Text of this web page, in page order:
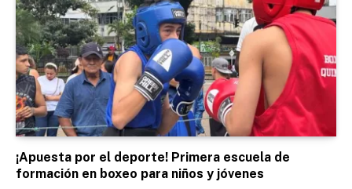
¡Apuesta por el deporte! Primera escuela de
formación en boxeo para niños y jóvenes